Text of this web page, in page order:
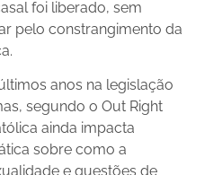
foi liberado, sem
pelo constrangimento da
anos na legislação
segundo o Out Right
ainda impacta
sobre como a
e questões de